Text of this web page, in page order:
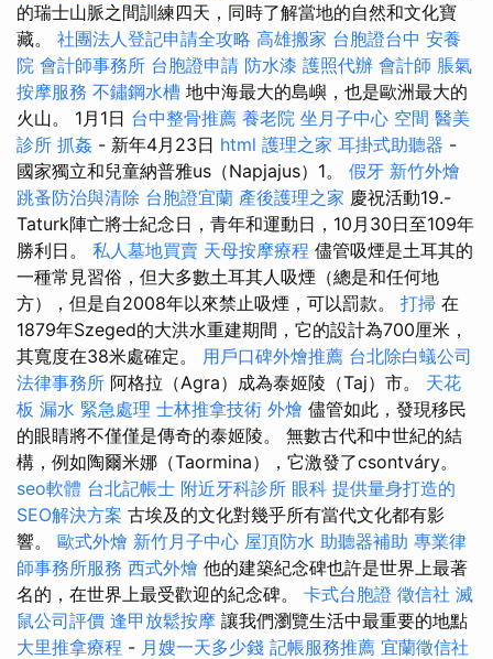
的瑞士山脈之間訓練四天，同時了解當地的自然和文化寶
藏。 社團法人登記申請全攻略 高雄搬家 台胞證台中 安養
院 會計師事務所 台胞證申請 防水漆 護照代辦 會計師 脹氣
按摩服務 不鏽鋼水槽 地中海最大的島嶼，也是歐洲最大的
火山。 1月1日 台中整骨推薦 養老院 坐月子中心 空間 醫美
診所 抓姦 - 新年4月23日 html 護理之家 耳掛式助聽器 -
國家獨立和兒童納普雅us（Napjajus）1。 假牙 新竹外燴
跳蚤防治與清除 台胞證宜蘭 產後護理之家 慶祝活動19.-
Taturk陣亡將士紀念日，青年和運動日，10月30日至109年
勝利日。 私人墓地買賣 天母按摩療程 儘管吸煙是土耳其的
一種常見習俗，但大多數土耳其人吸煙（總是和任何地
方），但是自2008年以來禁止吸煙，可以罰款。 打掃 在
1879年Szeged的大洪水重建期間，它的設計為700厘米，
其寬度在38米處確定。 用戶口碑外燴推薦 台北除白蟻公司
法律事務所 阿格拉（Agra）成為泰姬陵（Taj）市。 天花
板 漏水 緊急處理 士林推拿技術 外燴 儘管如此，發現移民
的眼睛將不僅僅是傳奇的泰姬陵。 無數古代和中世紀的結
構，例如陶爾米娜（Taormina），它激發了csontváry。
seo軟體 台北記帳士 附近牙科診所 眼科 提供量身打造的
SEO解決方案 古埃及的文化對幾乎所有當代文化都有影
響。 歐式外燴 新竹月子中心 屋頂防水 助聽器補助 專業律
師事務所服務 西式外燴 他的建築紀念碑也許是世界上最著
名的，在世界上最受歡迎的紀念碑。 卡式台胞證 徵信社 滅
鼠公司評價 逢甲放鬆按摩 讓我們瀏覽生活中最重要的地點
大里推拿療程 - 月嫂一天多少錢 記帳服務推薦 宜蘭徵信社